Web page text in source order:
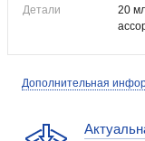
Детали
20
Дополнительная